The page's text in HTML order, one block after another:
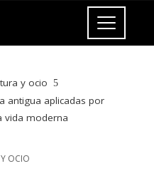
y ocio
antigua aplicadas por
vida moderna
OCIO